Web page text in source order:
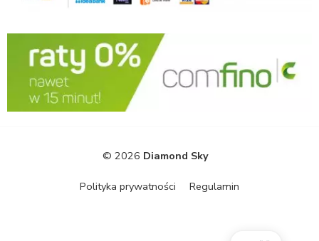
© 2026 Diamond Sky
Polityka prywatności Regulamin